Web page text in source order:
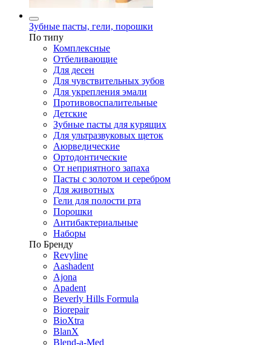
Зубные пасты, гели, порошки
По типу
Комплексные
Отбеливающие
Для десен
Для чувствительных зубов
Для укрепления эмали
Противовоспалительные
Детские
Зубные пасты для курящих
Для ультразвуковых щеток
Аюрведические
Ортодонтические
От неприятного запаха
Пасты с золотом и серебром
Для животных
Гели для полости рта
Порошки
Антибактериальные
Наборы
По Бренду
Revyline
Aashadent
Ajona
Apadent
Beverly Hills Formula
Biorepair
BioXtra
BlanX
Blend-a-Med